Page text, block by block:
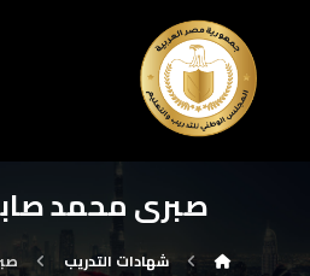
صبرى محمد
شهادات التدريب